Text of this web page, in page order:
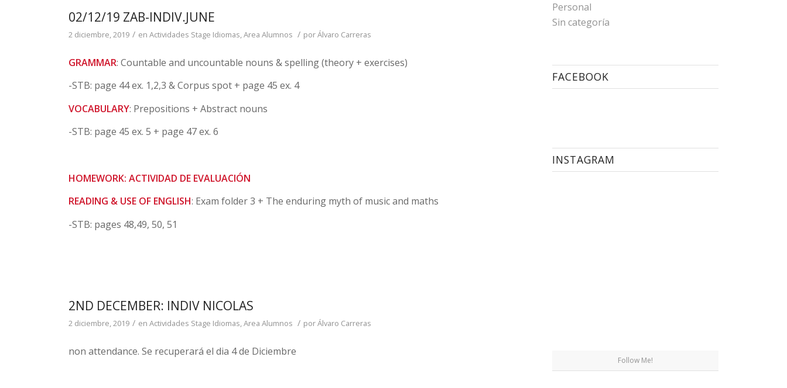
02/12/19 ZAB-INDIV.JUNE
2 diciembre, 2019 / enActividades Stage Idiomas,Area Alumnos / porÁlvaro Carreras
GRAMMAR: Countable and uncountable nouns & spelling (theory + exercises)
-STB: page 44 ex. 1,2,3 & Corpus spot + page 45 ex. 4
VOCABULARY: Prepositions + Abstract nouns
-STB: page 45 ex. 5 + page 47 ex. 6
HOMEWORK: ACTIVIDAD DE EVALUACIÓN
READING & USE OF ENGLISH: Exam folder 3 + The enduring myth of music and maths
-STB: pages 48,49, 50, 51
2ND DECEMBER: INDIV NICOLAS
2 diciembre, 2019 / enActividades Stage Idiomas,Area Alumnos / porÁlvaro Carreras
non attendance. Se recuperará el dia 4 de Diciembre
Personal
Sin categoría
FACEBOOK
INSTAGRAM
Follow Me!